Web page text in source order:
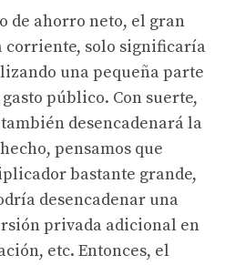
de ahorro neto, el gran
corriente, solo significaría
una pequeña parte
público. Con suerte,
desencadenará la
pensamos que
bastante grande,
desencadenar una
privada adicional en
etc. Entonces, el